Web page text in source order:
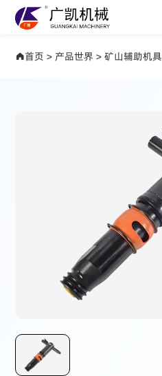
产品世界 驱动矿业精准钻探
首页 >产品世界 >矿山辅助机具